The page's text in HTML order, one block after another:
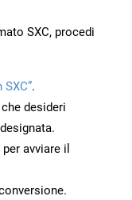
SXC, procedi
SXC”.
desideri
avviare il